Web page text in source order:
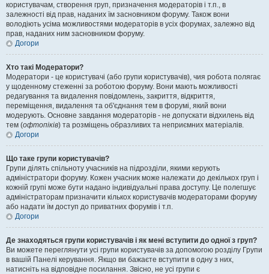
користувачам, створення груп, призначення модераторів і т.п., в
залежності від прав, наданих їм засновником форуму. Також вони
володіють усіма можливостями модераторів в усіх форумах, залежно від
прав, наданих ним засновником форуму.
Догори
Хто такі Модератори?
Модератори - це користувачі (або групи користувачів), чия робота полягає
у щоденному стеженні за роботою форуму. Вони мають можливості
редагування та видалення повідомлень, закриття, відкриття,
переміщення, видалення та об'єднання тем в форумі, який вони
модерують. Основне завдання модераторів - не допускати відхилень від
тем (офтопіків) та розміщень образливих та неприємних матеріалів.
Догори
Що таке групи користувачів?
Групи ділять спільноту учасників на підрозділи, якими керують
адміністратори форуму. Кожен учасник може належати до декількох груп і
кожній групі може бути надано індивідуальні права доступу. Це полегшує
адміністраторам призначити кількох користувачів модераторами форуму
або надати їм доступ до приватних форумів і т.п.
Догори
Де знаходяться групи користувачів і як мені вступити до одної з груп?
Ви можете переглянути усі групи користувачів за допомогою розділу Групи
в вашій Панелі керування. Якщо ви бажаєте вступити в одну з них,
натисніть на відповідне посилання. Звісно, не усі групи є